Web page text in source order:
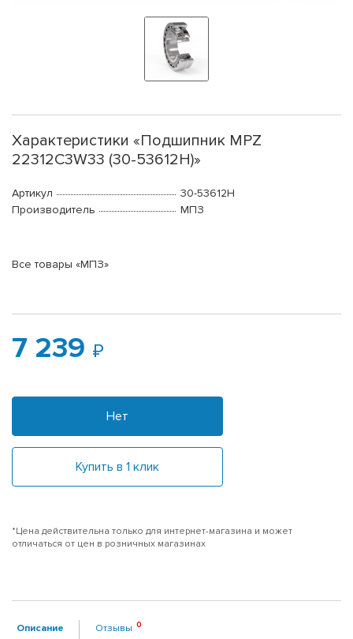
Характеристики «Подшипник MPZ
22312C3W33 (30-53612Н)»
Артикул
30-53612Н
Производитель
МПЗ
Все товары «МПЗ»
7 239
Нет
Купить в 1 клик
*Цена действительна только для интернет-магазина и может
отличаться от цен в розничных магазинах
Описание Отзывы